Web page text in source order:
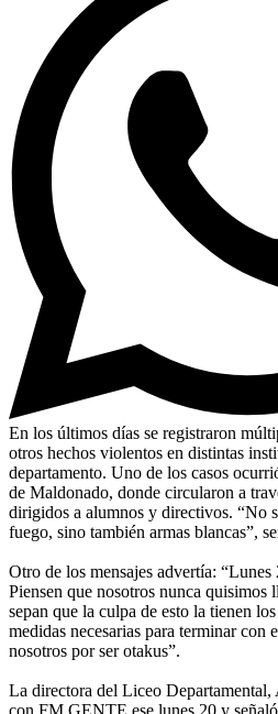
En los últimos días se registraron
otros hechos violentos en distintas
departamento. Uno de los casos
de Maldonado, donde circularon a
dirigidos a alumnos y directivos. “No
fuego, sino también armas blancas”,
Otro de los mensajes advertía:
Piensen que nosotros nunca quisimos
sepan que la culpa de esto la tienen
medidas necesarias para terminar con
nosotros por ser otakus”.
La directora del Liceo
con FM GENTE ese lunes 20 y